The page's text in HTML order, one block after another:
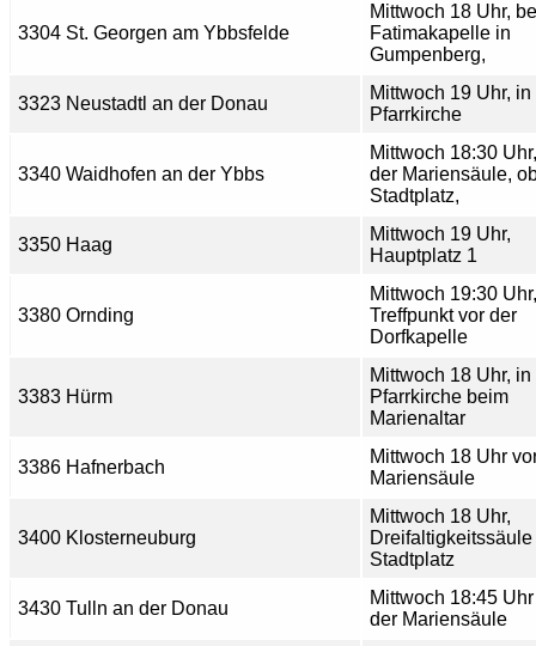
3304 St. Georgen am Ybbsfelde
Mittwoch 18 Uhr,
Fatimakapelle in
Gumpenberg,
3323 Neustadtl an der Donau
Mittwoch 19 Uhr, in
Pfarrkirche
3340 Waidhofen an der Ybbs
Mittwoch 18:30
der Mariensäule,
Stadtplatz,
3350 Haag
Mittwoch 19 Uhr,
Hauptplatz 1
3380 Ornding
Mittwoch 19:30 Uhr,
Treffpunkt vor der
Dorfkapelle
3383 Hürm
Mittwoch 18 Uhr, in
Pfarrkirche beim
Marienaltar
3386 Hafnerbach
Mittwoch 18 Uhr
Mariensäule
3400 Klosterneuburg
Mittwoch 18 Uhr,
Dreifaltigkeitssäule
Stadtplatz
3430 Tulln an der Donau
Mittwoch 18:45
der Mariensäule